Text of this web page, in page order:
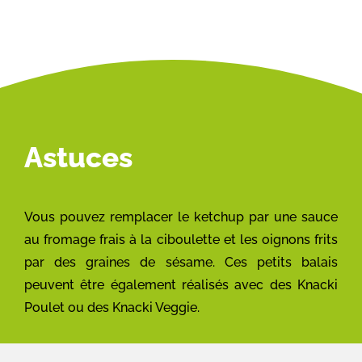
Astuces
Vous pouvez remplacer le ketchup par une sauce
au fromage frais à la ciboulette et les oignons frits
par des graines de sésame. Ces petits balais
peuvent être également réalisés avec des Knacki
Poulet ou des Knacki Veggie.